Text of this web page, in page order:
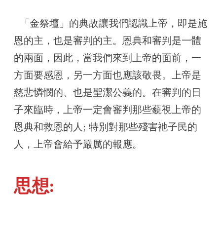
「金祭壇」的典故讓我們認識上帝，即是施
恩的主，也是審判的主。恩典和審判是一體
的兩面，因此，當我們來到上帝的面前，一
方面要感恩，另一方面也應該敬畏。上帝是
慈悲憐憫的、也是聖潔公義的。在審判的日
子來臨時，上帝一定會審判那些藐視上帝的
恩典和救恩的人; 特別對那些殘害衪子民的
人，上帝會給予嚴厲的報應。
思想: